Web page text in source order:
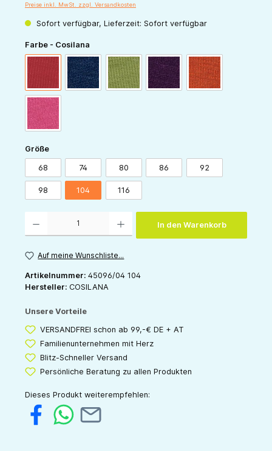
Preise inkl. MwSt. zzgl. Versandkosten
Sofort verfügbar, Lieferzeit: Sofort verfügbar
Farbe - Cosilana
marine grün pflaume orange
pink
Größeauswählen
68 74 80 86 92
98 104 116
In den Warenkorb
Auf meine Wunschliste...
Artikelnummer: 45096/04 104
Hersteller: COSILANA
Unsere Vorteile
VERSANDFREI schon ab 99,-€ DE + AT
Familienunternehmen mit Herz
Blitz-Schneller Versand
Persönliche Beratung zu allen Produkten
Dieses Produkt weiterempfehlen: